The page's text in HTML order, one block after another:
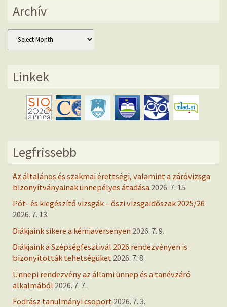
Archív
Archív
Linkek
Legfrissebb
Az általános és szakmai érettségi, valamint a záróvizsga
bizonyítványainak ünnepélyes átadása 2026. 7. 15.
Pót- és kiegészítő vizsgák – őszi vizsgaidőszak 2025/26
2026. 7. 13.
Diákjaink sikere a kémiaversenyen 2026. 7. 9.
Diákjaink a Szépségfesztivál 2026 rendezvényen is
bizonyították tehetségüket 2026. 7. 8.
Ünnepi rendezvény az állami ünnep és a tanévzáró
alkalmából 2026. 7. 7.
Fodrász tanulmányi csoport 2026. 7. 3.